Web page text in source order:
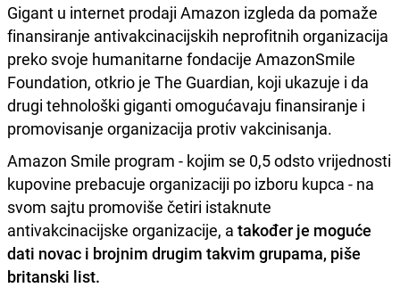
Gigant u internet prodaji Amazon izgleda da pomaže
finansiranje antivakcinacijskih neprofitnih organizacija
preko svoje humanitarne fondacije AmazonSmile
Foundation, otkrio je The Guardian, koji ukazuje i da
drugi tehnološki giganti omogućavaju finansiranje i
promovisanje organizacija protiv vakcinisanja.
Amazon Smile program - kojim se 0,5 odsto vrijednosti
kupovine prebacuje organizaciji po izboru kupca - na
svom sajtu promoviše četiri istaknute
antivakcinacijske organizacije, a također je moguće
dati novac i brojnim drugim takvim grupama, piše
britanski list.